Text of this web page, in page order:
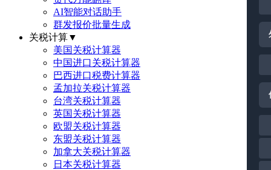
AI智能对话助手
群发报价批量生成
关税计算▼
美国关税计算器
中国进口关税计算器
巴西进口税费计算器
孟加拉关税计算器
台湾关税计算器
英国关税计算器
欧盟关税计算器
东盟关税计算器
加拿大关税计算器
日本关税计算器